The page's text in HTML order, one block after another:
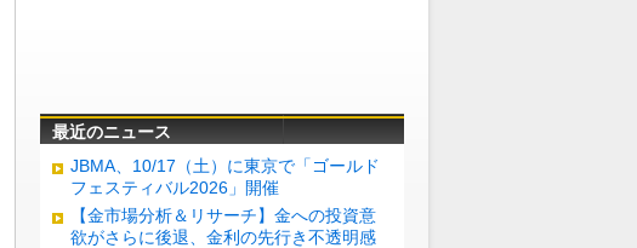
最近のニュース
JBMA、10/17（土）に東京で「ゴールド
フェスティバル2026」開催
【金市場分析＆リサーチ】金への投資意
欲がさらに後退、金利の先行き不透明感